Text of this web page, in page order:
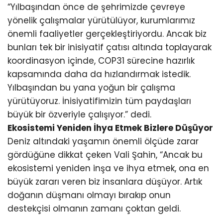
“Yılbaşından önce de şehrimizde çevreye
yönelik çalışmalar yürütülüyor, kurumlarımız
önemli faaliyetler gerçekleştiriyordu. Ancak biz
bunları tek bir inisiyatif çatısı altında toplayarak
koordinasyon içinde, COP31 sürecine hazırlık
kapsamında daha da hızlandırmak istedik.
Yılbaşından bu yana yoğun bir çalışma
yürütüyoruz. İnisiyatifimizin tüm paydaşları
büyük bir özveriyle çalışıyor.” dedi.
Ekosistemi Yeniden İhya Etmek Bizlere Düşüyor
Deniz altındaki yaşamın önemli ölçüde zarar
gördüğüne dikkat çeken Vali Şahin, “Ancak bu
ekosistemi yeniden inşa ve ihya etmek, ona en
büyük zararı veren biz insanlara düşüyor. Artık
doğanın düşmanı olmayı bırakıp onun
destekçisi olmanın zamanı çoktan geldi.